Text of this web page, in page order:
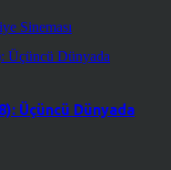
Sineması
Üçüncü Dünyada